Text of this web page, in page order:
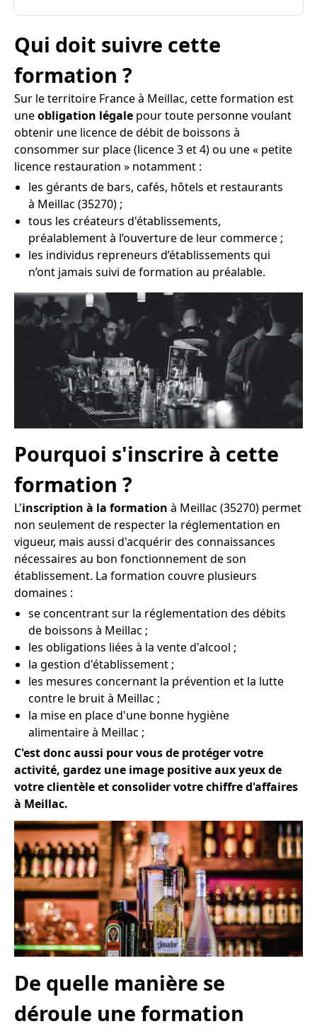
Qui doit suivre cette
formation ?
Sur le territoire France à Meillac, cette formation est
uneobligation légale pour toute personne voulant
obtenir une licence de débit de boissons à
consommer sur place (licence 3 et 4) ou une « petite
licence restauration » notamment :
les gérants de bars, cafés, hôtels et restaurants
à Meillac (35270) ;
tous les créateurs d'établissements,
préalablement à l’ouverture de leur commerce ;
les individus repreneurs d’établissements qui
n’ont jamais suivi de formation au préalable.
Pourquoi s'inscrire à cette
formation ?
L'inscription à la formation à Meillac (35270) permet
non seulement de respecter la réglementation en
vigueur, mais aussi d'acquérir des connaissances
nécessaires au bon fonctionnement de son
établissement. La formation couvre plusieurs
domaines :
se concentrant sur la réglementation des débits
de boissons à Meillac ;
les obligations liées à la vente d'alcool ;
la gestion d'établissement ;
les mesures concernant la prévention et la lutte
contre le bruit à Meillac ;
la mise en place d'une bonne hygiène
alimentaire à Meillac ;
C'est donc aussi pour vous de protéger votre
activité, gardez une image positive aux yeux de
votre clientèle et consolider votre chiffre d'affaires
à Meillac.
De quelle manière se
déroule une formation